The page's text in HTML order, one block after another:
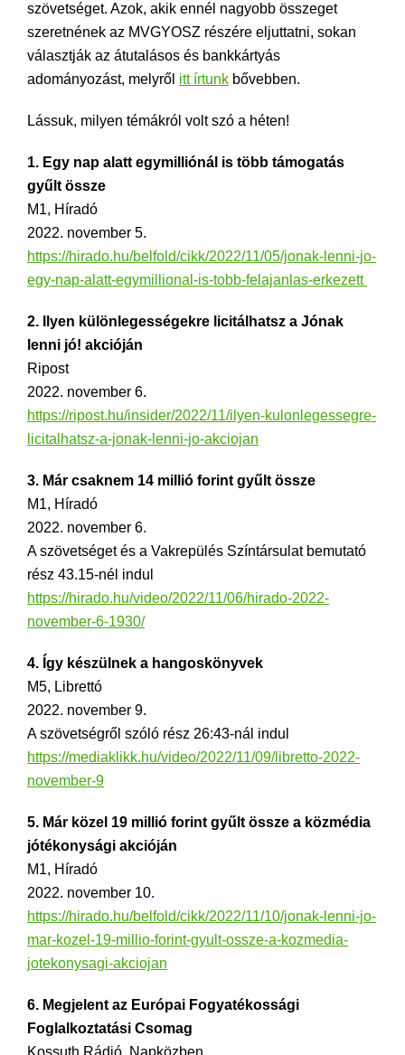
szövetséget. Azok, akik ennél nagyobb összeget
szeretnének az MVGYOSZ részére eljuttatni, sokan
választják az átutalásos és bankkártyás
adományozást, melyről itt írtunk bővebben.
Lássuk, milyen témákról volt szó a héten!
1. Egy nap alatt egymilliónál is több támogatás
gyűlt össze
M1, Híradó
2022. november 5.
https://hirado.hu/belfold/cikk/2022/11/05/jonak-lenni-jo-
egy-nap-alatt-egymillional-is-tobb-felajanlas-erkezett
2. Ilyen különlegességekre licitálhatsz a Jónak
lenni jó! akcióján
Ripost
2022. november 6.
https://ripost.hu/insider/2022/11/ilyen-kulonlegessegre-
licitalhatsz-a-jonak-lenni-jo-akciojan
3. Már csaknem 14 millió forint gyűlt össze
M1, Híradó
2022. november 6.
A szövetséget és a Vakrepülés Színtársulat bemutató
rész 43.15-nél indul
https://hirado.hu/video/2022/11/06/hirado-2022-
november-6-1930/
4. Így készülnek a hangoskönyvek
M5, Librettó
2022. november 9.
A szövetségről szóló rész 26:43-nál indul
https://mediaklikk.hu/video/2022/11/09/libretto-2022-
november-9
5. Már közel 19 millió forint gyűlt össze a közmédia
jótékonysági akcióján
M1, Híradó
2022. november 10.
https://hirado.hu/belfold/cikk/2022/11/10/jonak-lenni-jo-
mar-kozel-19-millio-forint-gyult-ossze-a-kozmedia-
jotekonysagi-akciojan
6. Megjelent az Európai Fogyatékossági
Foglalkoztatási Csomag
Kossuth Rádió, Napközben